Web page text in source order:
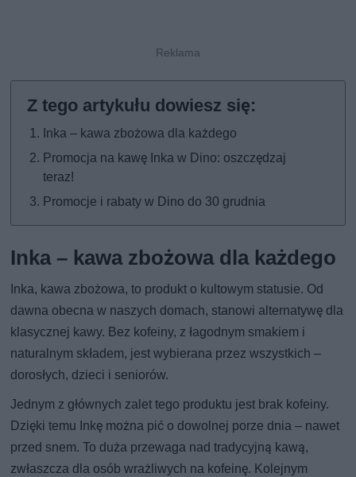
Inka – kawa zbożowa dla każdego
Promocja na kawę Inka w Dino: oszczędzaj
teraz!
Promocje i rabaty w Dino do 30 grudnia
Inka – kawa zbożowa dla każdego
Inka, kawa zbożowa, to produkt o kultowym statusie. Od
dawna obecna w naszych domach, stanowi alternatywę dla
klasycznej kawy. Bez kofeiny, z łagodnym smakiem i
naturalnym składem, jest wybierana przez wszystkich –
dorosłych, dzieci i seniorów.
Jednym z głównych zalet tego produktu jest brak kofeiny.
Dzięki temu Inkę można pić o dowolnej porze dnia – nawet
przed snem. To duża przewaga nad tradycyjną kawą,
zwłaszcza dla osób wrażliwych na kofeinę. Kolejnym